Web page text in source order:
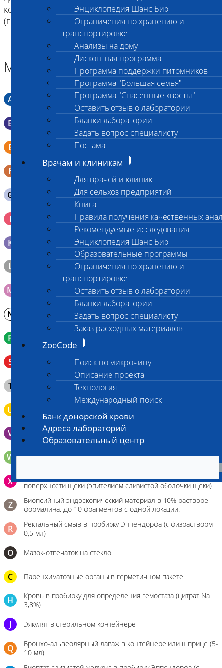
Энциклопедия Шанс Био
Ограничения по хранению и
транспортировке
Анализы на дому
Дисконтная программа
Программа поддержки питомников
Программа "Большая семья"
Программа "Спасенные хвосты"
Оставить отзыв о лаборатории
Бланки лаборатории
Задать вопрос специалисту
Постамат
Врачам и клиникам
Для врачей и клиник
Для сельхоз предприятий
Книга
Правила получения качественных
Рекомендуемые исследования
Энциклопедия Шанс Био
Образовательные программы
Ограничения по хранению и
транспортировке
Оставить отзыв о лаборатории
Бланки лаборатории
Задать вопрос специалисту
Заказ расходных материалов
ZooCode
Поиск по микрочипу
Описание проекта
Технология
Международный поиск
Банк донорской крови
Адреса лабораторий
Образовательный центр
копии гена), носители (гетерозиготы) и больные
(гомозиготы по мутации).
Материал
A Мазок в пробирку со средой Кери-Блера
B Мазок в пробирку со средой Эймса (Стюарта)
E
Смывы со слизистых в пробирку Эппендорфа (с
физраствором 0.5 мл)
F Кал в контейнере с ложечкой
G Содержимое желудка 10-30 мл
I
Кровь 2-3 мл. на фильтр-бумаге, высушенная для
генетических исследований
K Образец тканей в контейнере с 10% раствором формалина
L Материал берется только в лаборатории!
M Мазок на стекло
N Молоко в контейнере 10-30 мл
P Кровь в пробирку с К3ЭДТА (К2ЭДТА)
S
Венозная кровь в пробирке с активатором свертывания
без разделительного геля
T
Клещ (не более 2 шт.), плотно закрытая сухая пробирка
типа Эппендорф
U
V Выпоты и биологические жидкости в контейнере
W Волос (шерсть) в пробирке Эппендорфа
X
Зонд щеточка с буккальным эпителием с внутренней
поверхности щеки (эпителием слизистой оболочки щеки)
Z
Биопсийный эндоскопический материал в 10% растворе
формалина. До 10 фрагментов с одной локации.
R
Ректальный смыв в пробирку Эппендорфа (с физрастворм
0,5 мл)
О Мазок-отпечаток на стекло
C Паренхиматозные органы в герметичном пакете
H
Кровь в пробирку для определения гемостаза (цитрат Na
3,8%)
J Эякулят в стерильном контейнере
Q
Бронхо-альвеолярный лаваж в контейнере или шприце (5-
10 мл)